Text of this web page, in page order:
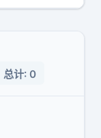
总计: 0